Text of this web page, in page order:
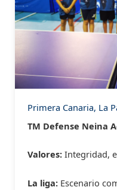
Primera Canaria, La
TM Defense Neina
Valores: Integridad,
La liga: Escenario